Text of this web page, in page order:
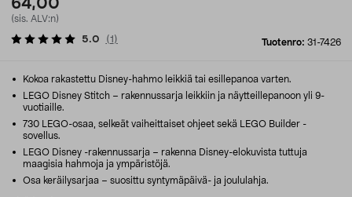
64,00
(sis. ALV:n)
Tuotenro: 31-7426
5.0 (1 )
Kokoa rakastettu Disney-hahmo leikkiä tai esillepanoa varten.
LEGO Disney Stitch – rakennussarja leikkiin ja näytteillepanoon yli 9-
vuotiaille.
730 LEGO-osaa, selkeät vaiheittaiset ohjeet sekä LEGO Builder -
sovellus.
LEGO Disney -rakennussarja – rakenna Disney-elokuvista tuttuja
maagisia hahmoja ja ympäristöjä.
Osa keräilysarjaa – suosittu syntymäpäivä- ja joululahja.